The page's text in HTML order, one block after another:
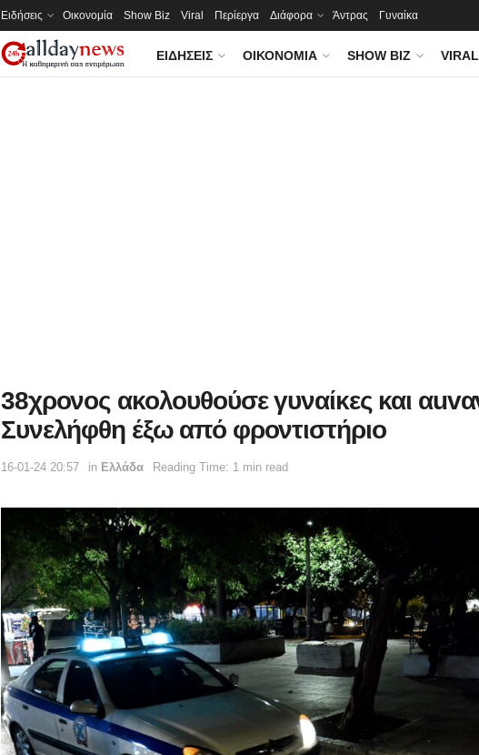
Ειδήσεις Οικονομία Show Biz Viral Περίεργα Διάφορα Άντρας Γυναίκα
ΕΙΔΉΣΕΙΣ ΟΙΚΟΝΟΜΊΑ SHOW BIZ VIRAL
38χρονος ακολουθούσε γυναίκες και
Συνελήφθη έξω από φροντιστήριο
16-01-24 20:57 in Ελλάδα Reading Time: 1 min read